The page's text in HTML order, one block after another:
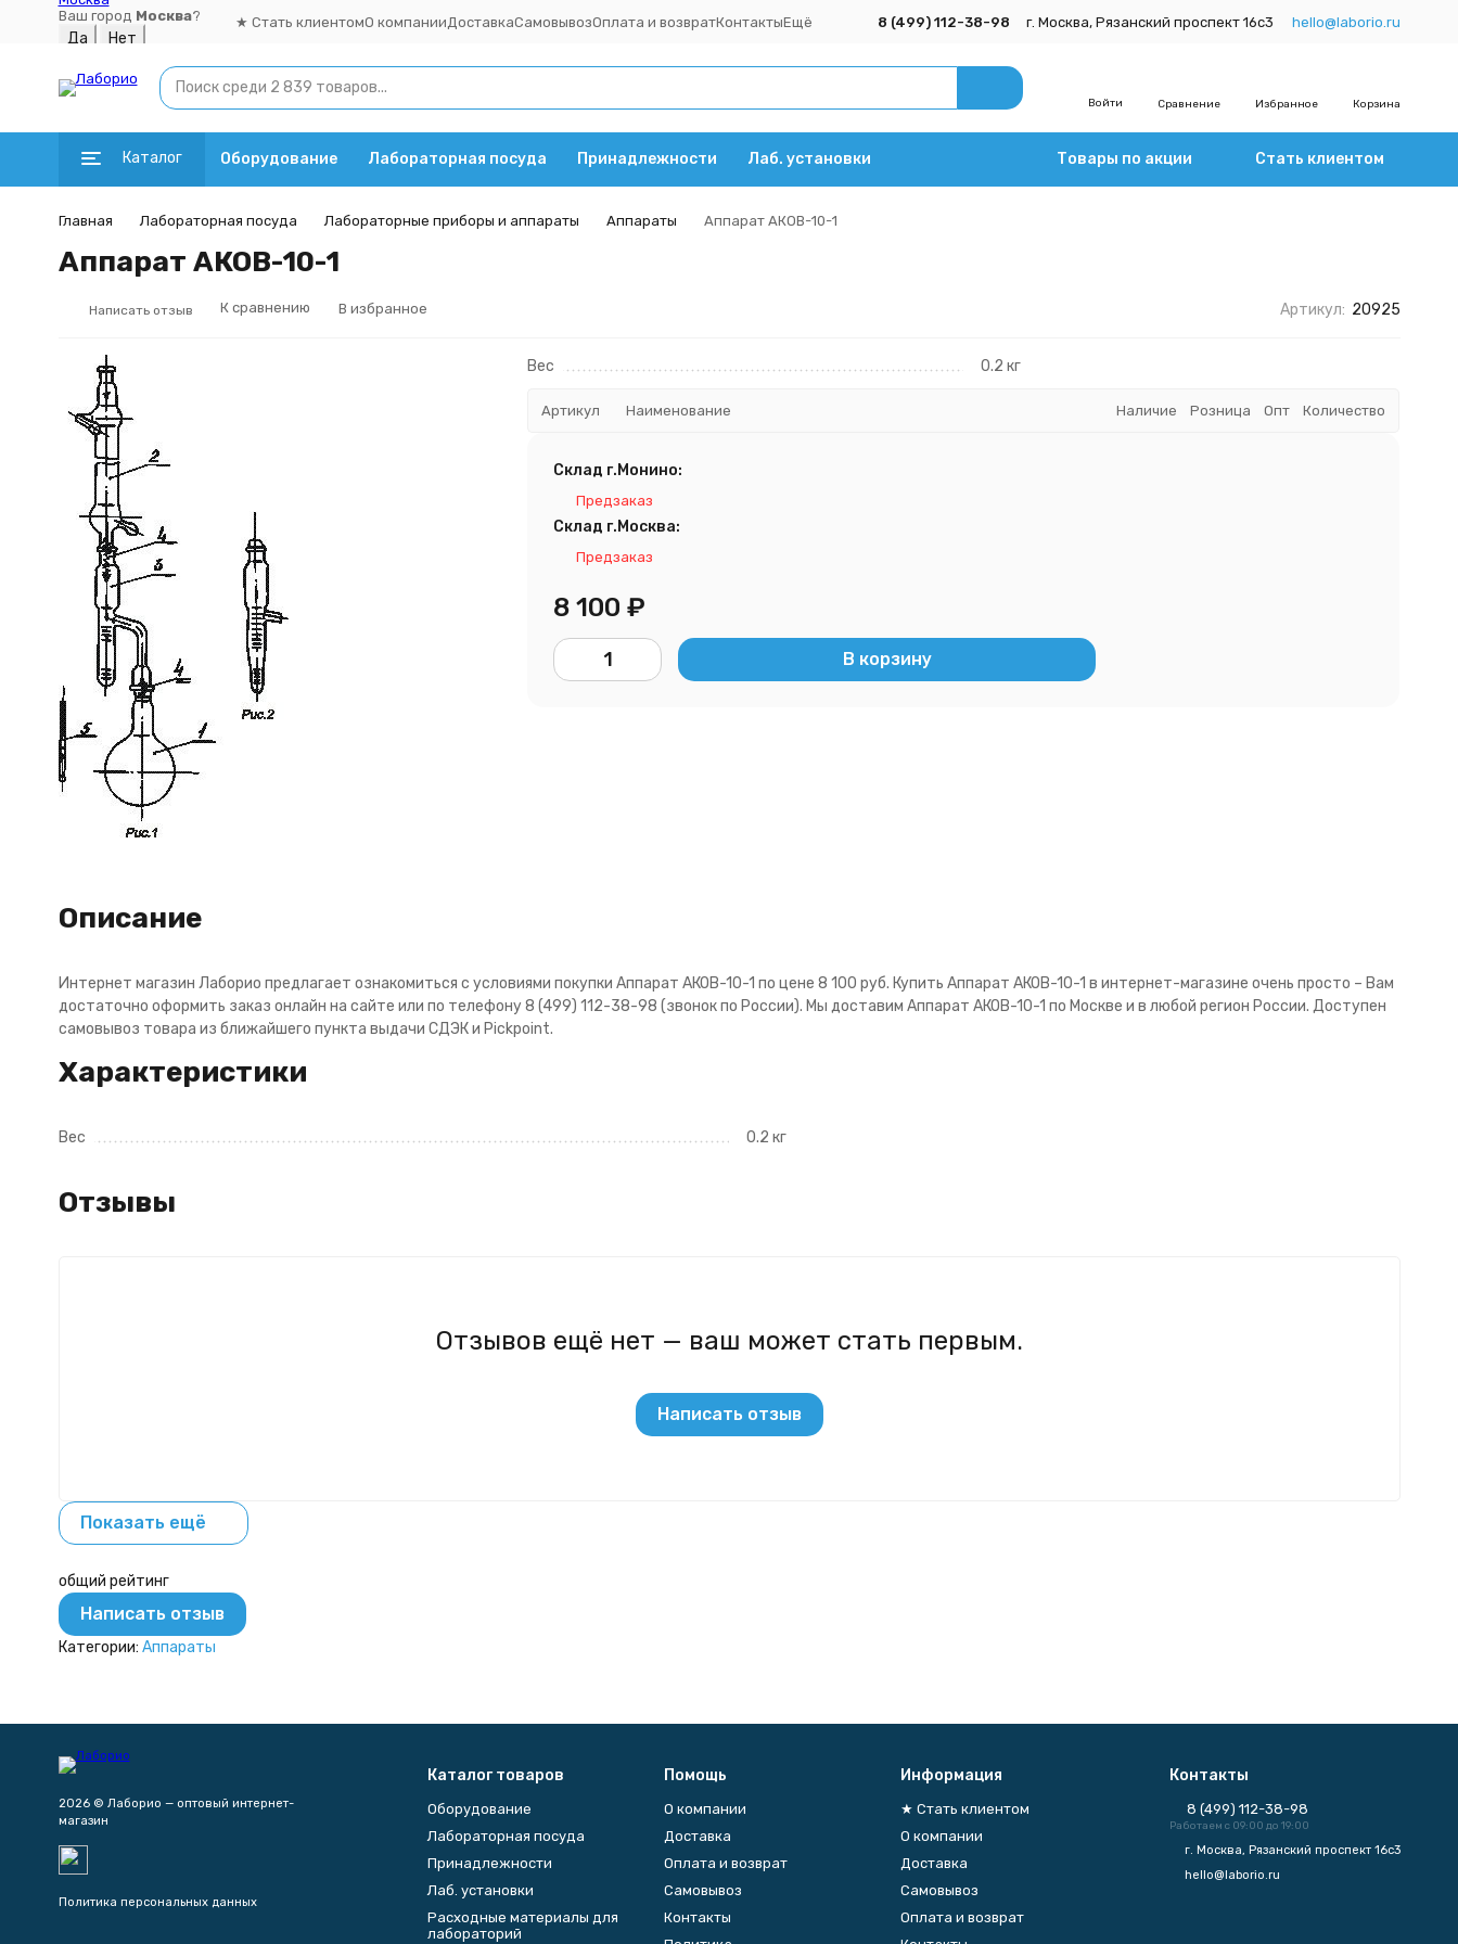
Ваш город Москва? ★ Стать клиентомО компании ДоставкаСамовывозОплата и возвратКонтактыЕщё 8 (499) 112-38-98 г. Москва, Рязанский проспект 16с3 hello@laborio.ru
Войти Сравнение Избранное Корзина
Каталог Оборудование Лабораторная посуда Принадлежности Лаб. установки Товары по акции Стать клиентом
Главная Лабораторная посуда Лабораторные приборы и аппараты Аппараты Аппарат АКОВ-10-1
Аппарат АКОВ-10-1
Написать отзыв К сравнению В избранное Артикул: 20925
Вес 0.2 кг
Артикул Наименование Наличие Розница Опт Количество
Склад г.Монино:
Предзаказ
Склад г.Москва:
Предзаказ
8 100₽
В корзину
Описание
Интернет магазин Лаборио предлагает ознакомиться с условиями покупки Аппарат АКОВ-10-1 по цене 8 100 руб. Купить Аппарат АКОВ-10-1 в интернет-магазине очень просто – Вам
достаточно оформить заказ онлайн на сайте или по телефону 8 (499) 112-38-98 (звонок по России). Мы доставим Аппарат АКОВ-10-1 по Москве и в любой регион России. Доступен
самовывоз товара из ближайшего пункта выдачи СДЭК и Pickpoint.
Характеристики
Вес 0.2 кг
Отзывы
Отзывов ещё нет — ваш может стать первым.
Написать отзыв
Показать ещё
общий рейтинг
Написать отзыв
Категории: Аппараты
2026 © Лаборио — оптовый интернет-
магазин
Политика персональных данных
Каталог товаров
Оборудование
Лабораторная посуда
Принадлежности
Лаб. установки
Расходные материалы для
лабораторий
Помощь
О компании
Доставка
Оплата и возврат
Самовывоз
Контакты
Информация
★ Стать клиентом
О компании
Доставка
Самовывоз
Оплата и возврат
Контакты
8 (499) 112-38-98
Работаем с 09:00 до 19:00
г. Москва, Рязанский проспект 16с3
hello@laborio.ru